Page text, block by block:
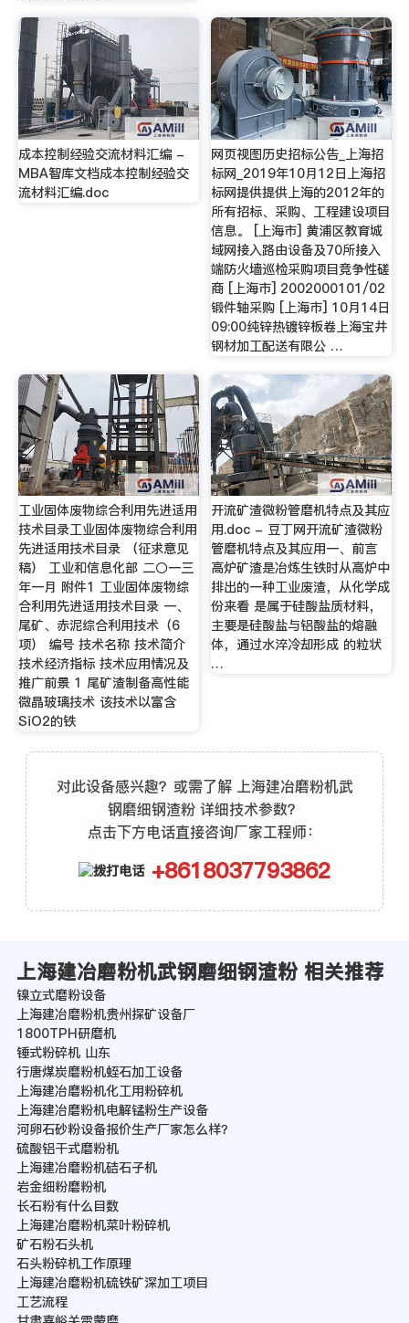
成本控制经验交流材料汇编 -
MBA智库文档成本控制经验交
流材料汇编.doc
网页视图历史招标公告_上海招
标网_2019年10月12日上海招
标网提供提供上海的2012年的
所有招标、采购、工程建设项目
信息。 [上海市] 黄浦区教育城
域网接入路由设备及70所接入
端防火墙巡检采购项目竞争性磋
商 [上海市] 2002000101/02
锻件轴采购 [上海市] 10月14日
09:00纯锌热镀锌板卷上海宝井
钢材加工配送有限公 …
工业固体废物综合利用先进适用
技术目录工业固体废物综合利用
先进适用技术目录 （征求意见
稿） 工业和信息化部 二〇一三
年一月 附件1 工业固体废物综
合利用先进适用技术目录 一、
尾矿、赤泥综合利用技术（6
项） 编号 技术名称 技术简介
技术经济指标 技术应用情况及
推广前景 1 尾矿渣制备高性能
微晶玻璃技术 该技术以富含
SiO2的铁
开流矿渣微粉管磨机特点及其应
用.doc - 豆丁网开流矿渣微粉
管磨机特点及其应用一、前言
高炉矿渣是冶炼生铁时从高炉中
排出的一种工业废渣，从化学成
份来看 是属于硅酸盐质材料，
主要是硅酸盐与铝酸盐的熔融
体，通过水淬冷却形成 的粒状
…
对此设备感兴趣？或需了解 上海建冶磨粉机武
钢磨细钢渣粉 详细技术参数？
点击下方电话直接咨询厂家工程师：
+8618037793862
上海建冶磨粉机武钢磨细钢渣粉 相关推荐
镍立式磨粉设备
上海建冶磨粉机贵州探矿设备厂
1800TPH研磨机
锤式粉碎机 山东
行唐煤炭磨粉机蛭石加工设备
上海建冶磨粉机化工用粉碎机
上海建冶磨粉机电解锰粉生产设备
河卵石砂粉设备报价生产厂家怎么样？
硫酸铝干式磨粉机
上海建冶磨粉机硈石子机
岩金细粉磨粉机
长石粉有什么目数
上海建冶磨粉机菜叶粉碎机
矿石粉石头机
石头粉碎机工作原理
上海建冶磨粉机硫铁矿深加工项目
工艺流程